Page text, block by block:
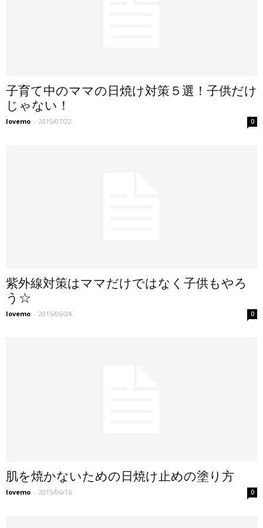
子育て中のママの日焼け対策５選！子供だけ
じゃない！
lovemo - 2015/07/22 0
紫外線対策はママだけではなく子供もやろ
う☆
lovemo - 2015/06/24 0
肌を焼かないための日焼け止めの塗り方
lovemo - 2015/06/16 0